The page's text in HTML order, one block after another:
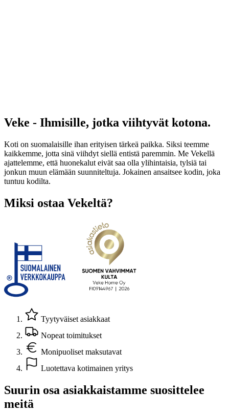
Veke - Ihmisille, jotka viihtyvät kotona.
Koti on suomalaisille ihan erityisen tärkeä paikka. Siksi teemme
kaikkemme, jotta sinä viihdyt siellä entistä paremmin. Me Vekellä
ajattelemme, että huonekalut eivät saa olla ylihintaisia, tylsiä tai
jonkun muun elämään suunniteltuja. Jokainen ansaitsee kodin, joka
tuntuu kodilta.
Miksi ostaa Vekeltä?
Tyytyväiset asiakkaat
Nopeat toimitukset
Monipuoliset maksutavat
Luotettava kotimainen yritys
Suurin osa asiakkaistamme suosittelee
meitä